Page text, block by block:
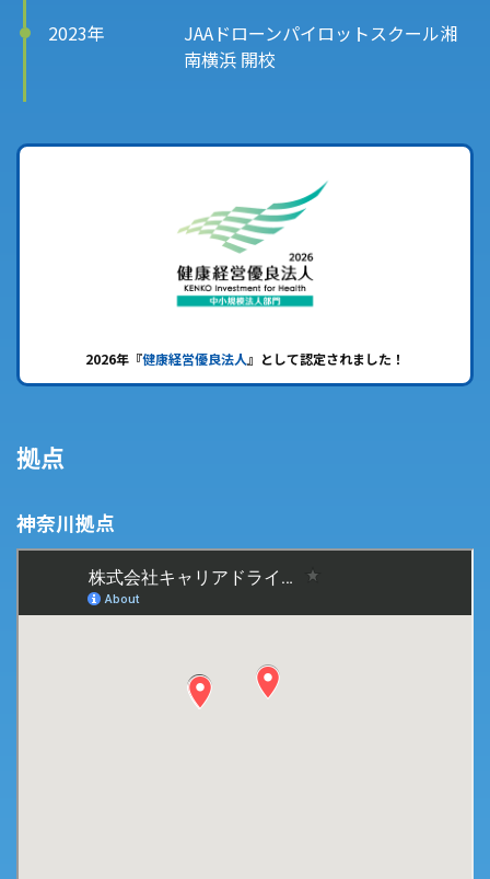
2023年
JAAドローンパイロットスクール湘
南横浜 開校
2026年『健康経営優良法人』として認定されました！
拠点
神奈川拠点